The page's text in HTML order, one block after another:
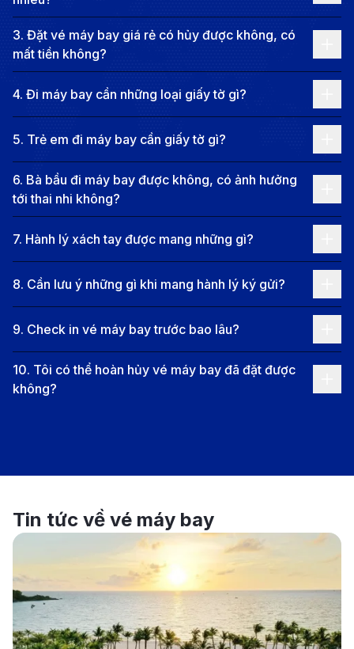
chứa một linh hồn của đất trời và con người.
Ẩm thực Myanmar không cầu kỳ, nhưng lại khiến
người ta nhớ mãi vì cái “tình” trong từng món ăn. Một
tô mohinga nóng hổi buổi sáng, mùi cá, sả và hành
hòa quyện trong gió sớm; hay món salad lá trà độc
đáo vị chát nhẹ hòa cùng chua, cay, béo, giòn như
chính tâm hồn người Myanmar: giản dị mà sâu sắc.
Ngồi ở một quán nhỏ bên đường, nhấp ngụm trà sữa
ngọt ngào, nghe tiếng cười vang lên giữa những người
xa lạ đó là lúc du khách cảm thấy mình thuộc về nơi
này.
Myanmar là xứ sở mà Phật giáo không chỉ nằm trong
chùa, mà sống trong từng nếp nhà, từng ánh mắt,
từng nụ cười. Người dân nơi đây hiền hòa, mộc mạc,
được chào đón. Nơi này, tín ngưỡng và lòng nhân ái
hòa làm một, tạo nên bản giao hưởng của sự thanh
tịnh và bao dung.
Myanmar dạy ta cách sống chậm. Không có tiếng còi
xe vội vã, không có những bước chân hấp tấp, chỉ có
nhịp đời êm đềm như khúc hát ru. Dù bạn là ai, khi
đặt chân đến đây, tâm hồn bạn cũng sẽ tự khắc dịu
3. Đặt vé máy bay giá rẻ có hủy được không, có
mất tiền không?
4. Đi máy bay cần những loại giấy tờ gì?
5. Trẻ em đi máy bay cần giấy tờ gì?
6. Bà bầu đi máy bay được không, có ảnh hưởng
tới thai nhi không?
7. Hành lý xách tay được mang những gì?
8. Cần lưu ý những gì khi mang hành lý ký gửi?
9. Check in vé máy bay trước bao lâu?
10. Tôi có thể hoàn hủy vé máy bay đã đặt được
không?
Tin tức về vé máy bay